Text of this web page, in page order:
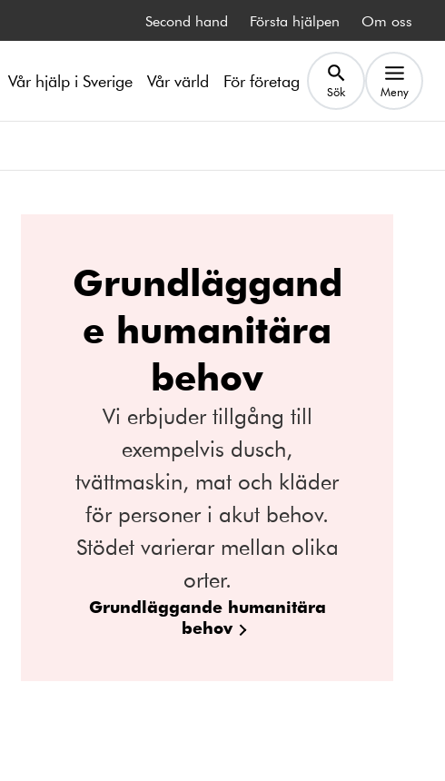
Second hand Första hjälpen Om oss
Vår hjälp i Sverige Vår värld För företag Sök Meny
Grundläggand
e humanitära
behov
Vi erbjuder tillgång till
exempelvis dusch,
tvättmaskin, mat och kläder
för personer i akut behov.
Stödet varierar mellan olika
orter.
Grundläggande humanitära
behov